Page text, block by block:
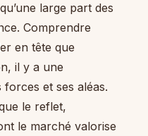
large part des
Comprendre
en tête que
il y a une
et ses aléas.
le reflet,
le marché valorise